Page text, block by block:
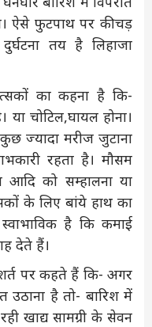
ऐसे फुटपाथ पर कीचड़
तय है लिहाजा
का कहना है कि-
चोटिल,घायल होना।
ज्यादा मरीज जुटाना
रहता है। मौसम
आदि को सम्हालना या
के लिए बांये हाथ का
है कि कमाई
देते हैं।
पर कहते हैं कि- अगर
है तो- बारिश में
खाद्य सामग्री के सेवन